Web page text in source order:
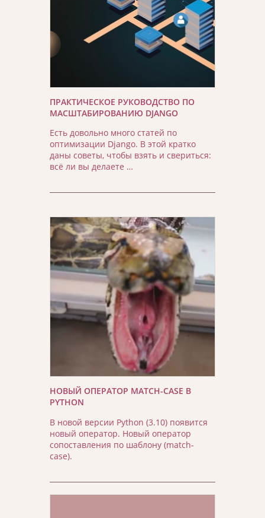
ПРАКТИЧЕСКОЕ РУКОВОДСТВО ПО
МАСШТАБИРОВАНИЮ DJANGO
Есть довольно много статей по
оптимизации Django. В этой кратко
даны советы, чтобы взять и свериться:
всё ли вы делаете …
НОВЫЙ ОПЕРАТОР MATCH-CASE В
PYTHON
В новой версии Python (3.10) появится
новый оператор. Новый оператор
сопоставления по шаблону (match-
case).